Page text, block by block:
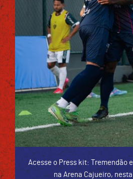
Acesse o Press kit: Tremendão
na Arena Cajueiro, nesta